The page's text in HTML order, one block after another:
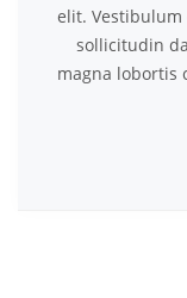
elit.
sollicitudin
magna lobortis